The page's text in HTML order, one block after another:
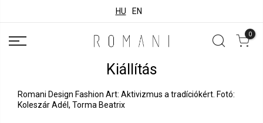
HU EN
0
Kiállítás
Romani Design Fashion Art: Aktivizmus a tradíciókért. Fotó:
Koleszár Adél, Torma Beatrix